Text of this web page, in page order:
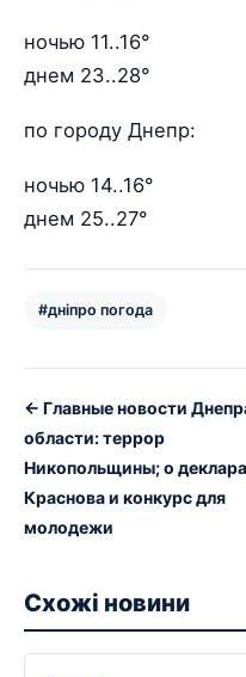
ночью 11..16°
днем 23..28°
по городу Днепр:
ночью 14..16°
днем 25..27°
#дніпро погода
← Главные новости
области: террор
Никопольщины; о
Краснова и конкурс для
молодежи
Схожі новини